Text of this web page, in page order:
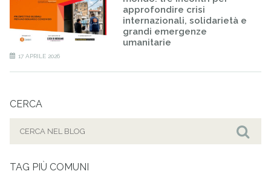
approfondire crisi
internazionali, solidarietà e
grandi emergenze
umanitarie
17 APRILE 2026
CERCA
TAG PIÙ COMUNI